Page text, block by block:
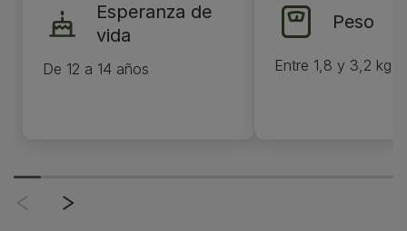
Esperanza de
vida
De 12 a 14 años
Peso
Entre 1,8 y 3,2 kg